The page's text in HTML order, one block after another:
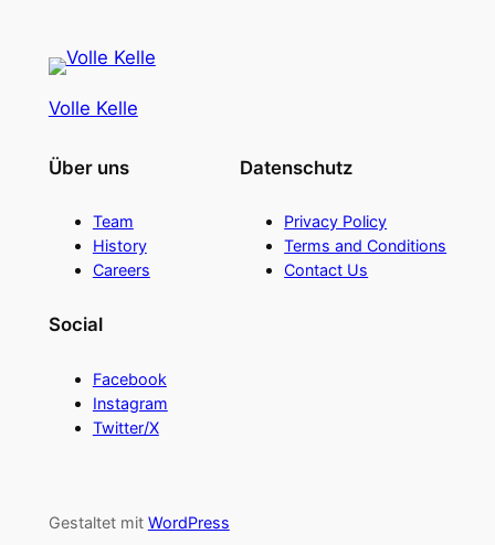
Volle Kelle
Über uns
Team
History
Careers
Datenschutz
Privacy Policy
Terms and Conditions
Contact Us
Social
Facebook
Instagram
Twitter/X
Gestaltet mit WordPress